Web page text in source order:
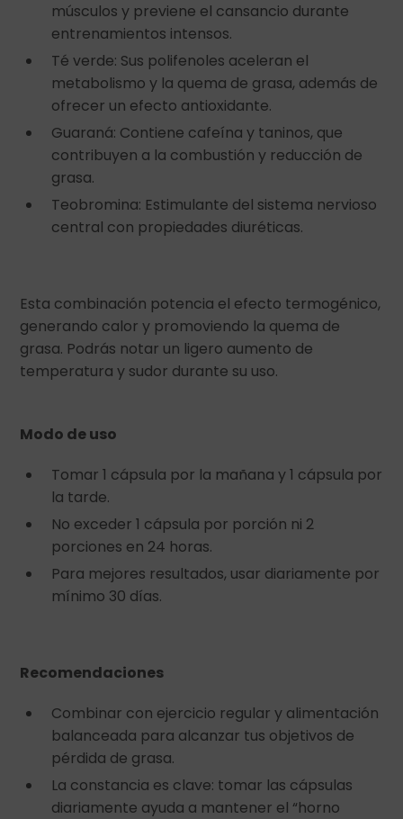
músculos y previene el cansancio durante
entrenamientos intensos.
Té verde: Sus polifenoles aceleran el
metabolismo y la quema de grasa, además de
ofrecer un efecto antioxidante.
Guaraná: Contiene cafeína y taninos, que
contribuyen a la combustión y reducción de
grasa.
Teobromina: Estimulante del sistema nervioso
central con propiedades diuréticas.
Esta combinación potencia el efecto termogénico,
generando calor y promoviendo la quema de
grasa. Podrás notar un ligero aumento de
temperatura y sudor durante su uso.
Modo de uso
Tomar 1 cápsula por la mañana y 1 cápsula por
la tarde.
No exceder 1 cápsula por porción ni 2
porciones en 24 horas.
Para mejores resultados, usar diariamente por
mínimo 30 días.
Recomendaciones
Combinar con ejercicio regular y alimentación
balanceada para alcanzar tus objetivos de
pérdida de grasa.
La constancia es clave: tomar las cápsulas
diariamente ayuda a mantener el “horno